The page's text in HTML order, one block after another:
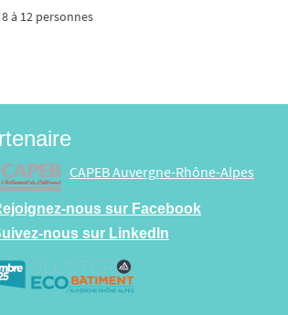
8à 12 personnes
CAPEB Auvergne-Rhône-Alpes
nous sur Facebook
nous sur LinkedIn